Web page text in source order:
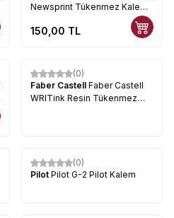
Newsprint Tükenmez Kalem
150,00 TL
(0)
Faber Castell Faber Castell
WRITink Resin Tükenmez
%15
(0)
Pilot Pilot G-2 Pilot Kalem